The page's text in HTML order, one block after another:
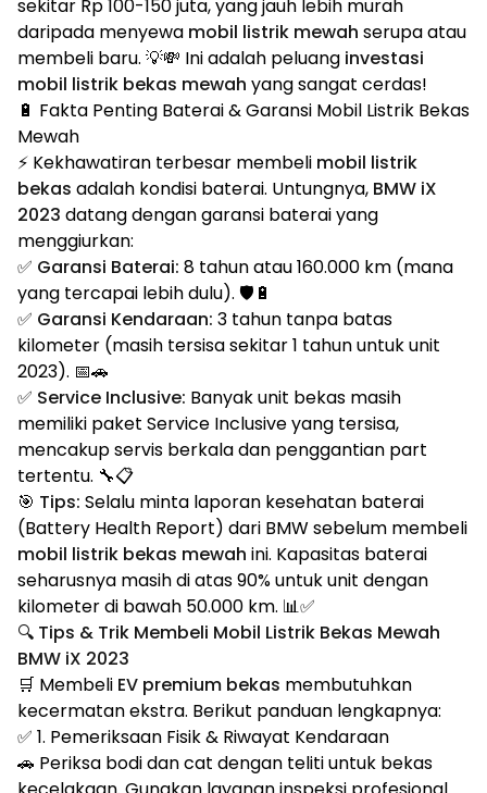
sekitar Rp 100-150 juta, yang jauh lebih murah
daripada menyewa mobil listrik mewah serupa atau
membeli baru. 💡💸 Ini adalah peluang investasi
mobil listrik bekas mewah yang sangat cerdas!
🔋 Fakta Penting Baterai & Garansi Mobil Listrik Bekas
Mewah
⚡ Kekhawatiran terbesar membeli mobil listrik
bekas adalah kondisi baterai. Untungnya, BMW iX
2023 datang dengan garansi baterai yang
menggiurkan:
✅ Garansi Baterai: 8 tahun atau 160.000 km (mana
yang tercapai lebih dulu). 🛡️🔋
✅ Garansi Kendaraan: 3 tahun tanpa batas
kilometer (masih tersisa sekitar 1 tahun untuk unit
2023). 📅🚗
✅ Service Inclusive: Banyak unit bekas masih
memiliki paket Service Inclusive yang tersisa,
mencakup servis berkala dan penggantian part
tertentu. 🔧📋
🎯 Tips: Selalu minta laporan kesehatan baterai
(Battery Health Report) dari BMW sebelum membeli
mobil listrik bekas mewah ini. Kapasitas baterai
seharusnya masih di atas 90% untuk unit dengan
kilometer di bawah 50.000 km. 📊✅
🔍 Tips & Trik Membeli Mobil Listrik Bekas Mewah
BMW iX 2023
🛒 Membeli EV premium bekas membutuhkan
kecermatan ekstra. Berikut panduan lengkapnya:
✅ 1. Pemeriksaan Fisik & Riwayat Kendaraan
🚗 Periksa bodi dan cat dengan teliti untuk bekas